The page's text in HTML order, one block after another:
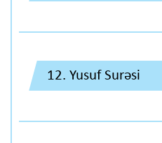
12. Yusuf Surəsi